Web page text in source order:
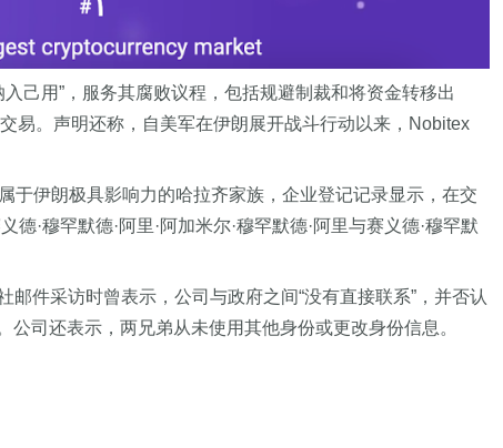
己用”，服务其腐败议程，包括规避制裁和将资金转移出
易。声明还称，自美军在伊朗展开战斗行动以来，Nobitex
于伊朗极具影响力的哈拉齐家族，企业登记记录显示，在交
穆罕默德·阿里·阿加米尔·穆罕默德·阿里与赛义德·穆罕默
件采访时曾表示，公司与政府之间“没有直接联系”，并否认
司还表示，两兄弟从未使用其他身份或更改身份信息。